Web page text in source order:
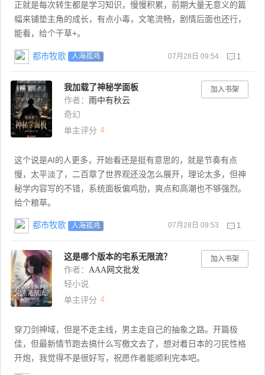
正就是每次转生都是学习知识，慢慢积累，前期大量无意义的篇
幅来铺垫主角的成长，有点小毒，文笔流畅，剧情后面也还行，
能看，给个干草+。
都市牧歌 人海孤鸿 07月28日 09:54 1
加入书架
我加载了神秘学面板
作者： 雨中有秋云
奇幻
单主评分 4
这个说是AI的人更多，开始看还是挺有意思的，就是节奏有点
慢，太平淡了，二百章了世界观还没怎么展开，理论太多，但神
秘学内容写的不错，系统面板偏鸡肋，爽点和高潮也不够强烈。
给个粮草。
都市牧歌 人海孤鸿 07月28日 09:53 1
加入书架
这是哪个版本的宅系无限流？
作者： AAA网文批发
轻小说
单主评分 4
穿刀剑神域，但是不走主线，男主走自己的抽象之路。开篇极
佳，但最新情节跑去搞什么写檄文去了，想对着日本的刁民性格
开炮，我觉得不是很好写，祝愿作者能顺利完本吧。